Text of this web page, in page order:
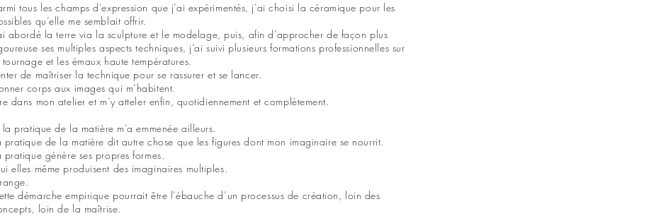
tous les champs d’expression que j’ai expérimentés, j’ai choisi la céramique pour les
qu’elle me semblait offrir.
abordé la terre via la sculpture et le modelage, puis, afin d’approcher de façon plus
ses multiples aspects techniques, j’ai suivi plusieurs formations professionnelles sur
tournage et les émaux haute températures.
de maîtriser la technique pour se rassurer et se lancer.
corps aux images qui m’habitent.
dans mon atelier et m’y atteler enfin, quotidiennement et complètement.
la pratique de la matière m’a emmenée ailleurs.
pratique de la matière dit autre chose que les figures dont mon imaginaire se nourrit.
pratique génère ses propres formes.
elles même produisent des imaginaires multiples.
démarche empirique pourrait être l’ébauche d’un processus de création, loin des
loin de la maîtrise.